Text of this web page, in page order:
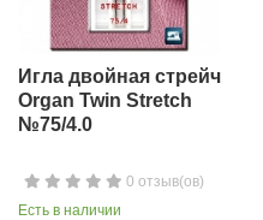
Игла двойная стрейч
Organ Twin Stretch
№75/4.0
0 отзыв(ов)
Есть в наличии